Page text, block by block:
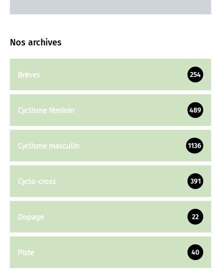
Nos archives
Brèves 254
Cyclisme féminin 489
Cyclisme masculin 1136
Cyclo-cross 391
Dopage 22
Piste 40